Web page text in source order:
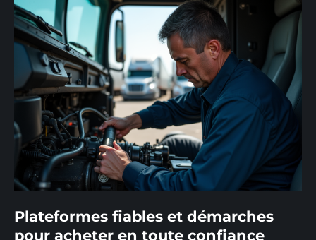
Plateformes fiables et démarches
pour acheter en toute confiance